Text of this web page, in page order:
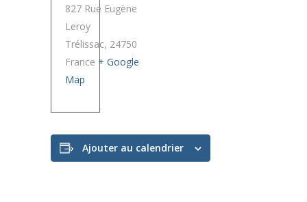
827 Rue Eugène
Leroy
Trélissac, 24750
France + Google
Map
Ajouter au calendrier